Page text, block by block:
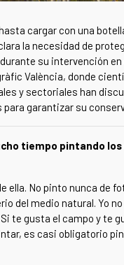
cargar con una
la necesidad de
su intervención
València, donde
y sectoriales han
garantizar su
tiempo pintando los
ella. No pinto nunca de
del medio natural. Yo
te gusta el campo y te
es casi obligatorio